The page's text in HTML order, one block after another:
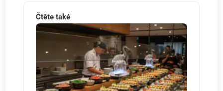
Čtěte také